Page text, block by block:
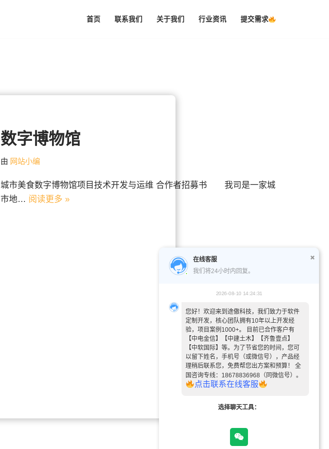
首页 联系我们 关于我们 行业资讯 提交需求
数字博物馆
由 网站小编
城市美食数字博物馆项目技术开发与运维 合作者招募书 我司是一家城
市地… 阅读更多 »
在线客服
我们将24小时内回复。
2026-08-10 14:24:31
您好！欢迎来到途傲科技，我们致力于软件
定制开发，核心团队拥有10年以上开发经
验，项目案例1000+。 目前已合作客户有
【中电金信】【中建土木】【齐鲁壹点】
【中软国际】等。为了节省您的时间，您可
以留下姓名，手机号（或微信号），产品经
理稍后联系您，免费帮您出方案和预算！ 全
国咨询专线：18678836968（同微信号）。
点击联系在线客服
选择聊天工具：